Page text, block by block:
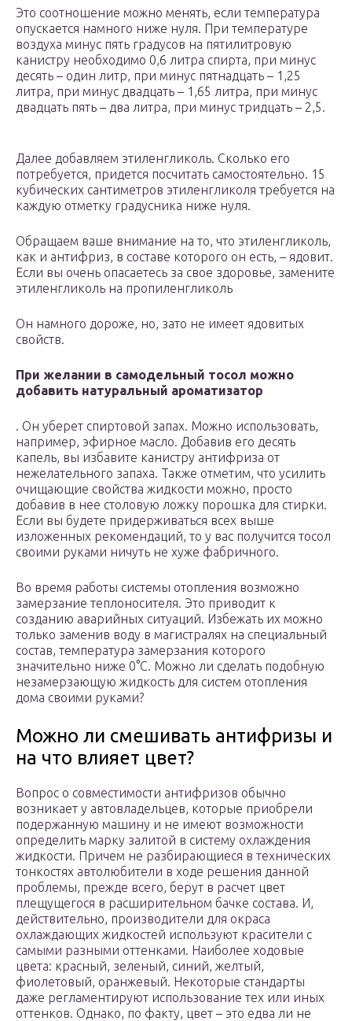
Это соотношение можно менять, если температура
опускается намного ниже нуля. При температуре
воздуха минус пять градусов на пятилитровую
канистру необходимо 0,6 литра спирта, при минус
десять – один литр, при минус пятнадцать – 1,25
литра, при минус двадцать – 1,65 литра, при минус
двадцать пять – два литра, при минус тридцать – 2,5.
Далее добавляем этиленгликоль. Сколько его
потребуется, придется посчитать самостоятельно. 15
кубических сантиметров этиленгликоля требуется на
каждую отметку градусника ниже нуля.
Обращаем ваше внимание на то, что этиленгликоль,
как и антифриз, в составе которого он есть, – ядовит.
Если вы очень опасаетесь за свое здоровье, замените
этиленгликоль на пропиленгликоль
Он намного дороже, но, зато не имеет ядовитых
свойств.
При желании в самодельный тосол можно
добавить натуральный ароматизатор
. Он уберет спиртовой запах. Можно использовать,
например, эфирное масло. Добавив его десять
капель, вы избавите канистру антифриза от
нежелательного запаха. Также отметим, что усилить
очищающие свойства жидкости можно, просто
добавив в нее столовую ложку порошка для стирки.
Если вы будете придерживаться всех выше
изложенных рекомендаций, то у вас получится тосол
своими руками ничуть не хуже фабричного.
Во время работы системы отопления возможно
замерзание теплоносителя. Это приводит к
созданию аварийных ситуаций. Избежать их можно
только заменив воду в магистралях на специальный
состав, температура замерзания которого
значительно ниже 0°С. Можно ли сделать подобную
незамерзающую жидкость для систем отопления
дома своими руками?
Можно ли смешивать антифризы и
на что влияет цвет?
Вопрос о совместимости антифризов обычно
возникает у автовладельцев, которые приобрели
подержанную машину и не имеют возможности
определить марку залитой в систему охлаждения
жидкости. Причем не разбирающиеся в технических
тонкостях автолюбители в ходе решения данной
проблемы, прежде всего, берут в расчет цвет
плещущегося в расширительном бачке состава. И,
действительно, производители для окраса
охлаждающих жидкостей используют красители с
самыми разными оттенками. Наиболее ходовые
цвета: красный, зеленый, синий, желтый,
фиолетовый, оранжевый. Некоторые стандарты
даже регламентируют использование тех или иных
оттенков. Однако, по факту, цвет – это едва ли не